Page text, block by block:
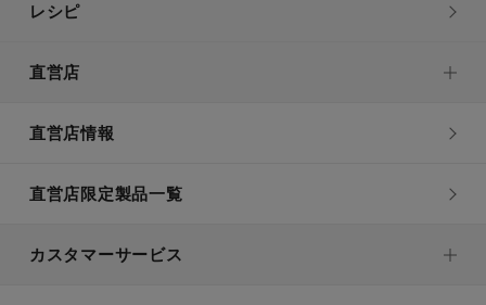
レシピ
直営店
直営店情報
直営店限定製品一覧
カスタマーサービス